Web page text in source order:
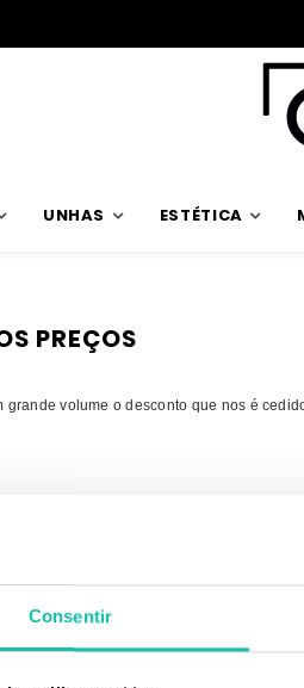
Consentir
UNHAS ESTÉTICA
PREÇOS
volume o desconto que nos é